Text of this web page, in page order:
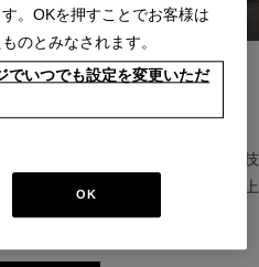
を掲げるグローバル家
と日本の美意識を融合し、素材や技
インテリアを提案。長く愛される上
。OKを押すことでお客様は
のとみなされます。
でいつでも設定を変更いただ
OK